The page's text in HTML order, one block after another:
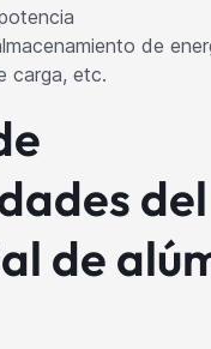
de
carga, etc.
del
de